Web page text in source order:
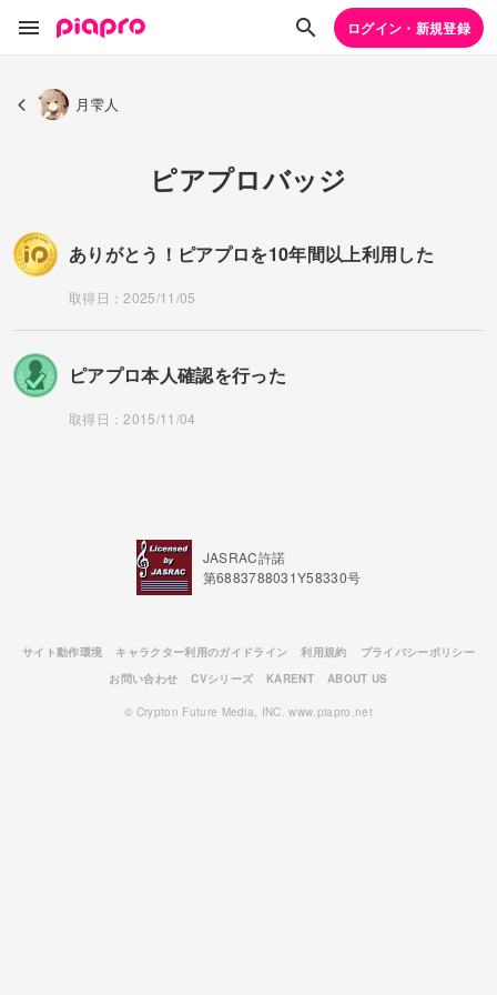
ログイン・新規登録
月雫人
ピアプロバッジ
ありがとう！ピアプロを10年間以上利用した
取得日：2025/11/05
ピアプロ本人確認を行った
取得日：2015/11/04
JASRAC許諾
第6883788031Y58330号
サイト動作環境 キャラクター利用のガイドライン 利用規約
プライバシーポリシー
お問い合わせ
CVシリーズ KARENT ABOUT US
© Crypton Future Media, INC. www.piapro.net